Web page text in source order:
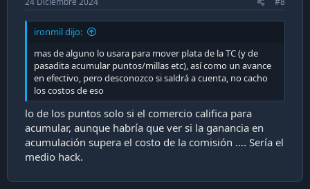
ironmil dijo:
mas de alguno lo usara para mover plata de la TC (y de
pasadita acumular puntos/millas etc), así como un avance
en efectivo, pero desconozco si saldrá a cuenta, no cacho
los costos de eso
lo de los puntos solo si el comercio califica para
acumular, aunque habría que ver si la ganancia en
acumulación supera el costo de la comisión …. Sería el
medio hack.